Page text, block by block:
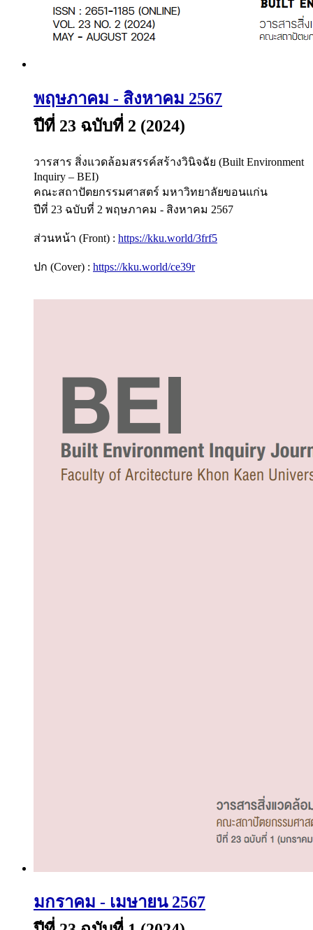
พฤษภาคม - สิงหาคม 2567
ปีที่ 23 ฉบับที่ 2 (2024)
วารสาร สิ่งแวดล้อมสรรค์สร้างวินิจฉัย (Built Environment
Inquiry – BEI)
คณะสถาปัตยกรรมศาสตร์ มหาวิทยาลัยขอนแก่น
ปีที่ 23 ฉบับที่ 2 พฤษภาคม - สิงหาคม 2567
ส่วนหน้า (Front) : https://kku.world/3frf5
ปก (Cover) : https://kku.world/ce39r
มกราคม - เมษายน 2567